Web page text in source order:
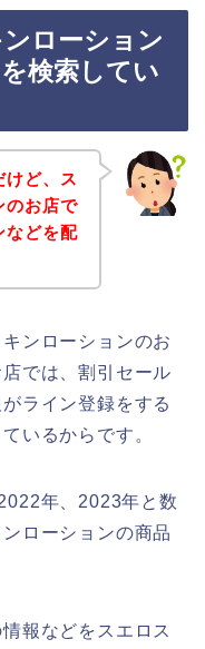
ローション
検索してい
けど、ス
のお店で
などを配
ンローションのお
では、割引セール
ライン登録をする
いるからです。
年、2023年と数
ローションの商品
報などをスエロス